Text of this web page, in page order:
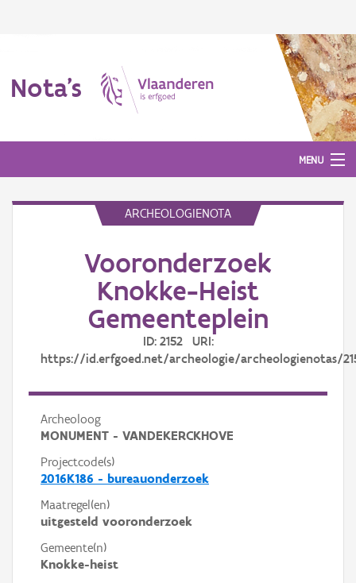
Nota's
MENU
ARCHEOLOGIENOTA
Vooronderzoek
Knokke-Heist
Gemeenteplein
ID: 2152 URI:
https://id.erfgoed.net/archeologie/archeologienotas/
Archeoloog
MONUMENT - VANDEKERCKHOVE
Projectcode(s)
2016K186 - bureauonderzoek
Maatregel(en)
uitgesteld vooronderzoek
Gemeente(n)
Knokke-heist